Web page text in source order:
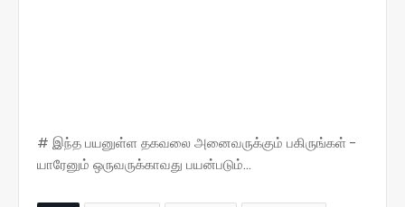
# இந்த பயனுள்ள தகவலை அனைவருக்கும் பகிருங்கள் -
யாரேனும் ஒருவருக்காவது பயன்படும்...